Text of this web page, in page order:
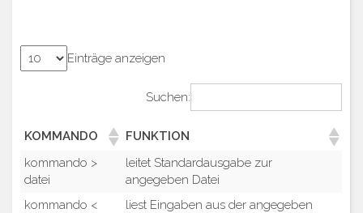
Einträge anzeigen
Suchen:
KOMMANDO
FUNKTION
kommando >
datei
leitet Standardausgabe zur
angegeben Datei
kommando <
liest Eingaben aus der angegeben